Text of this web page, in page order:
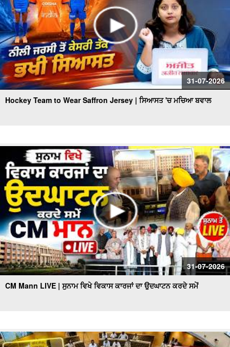
31-07-2026
Hockey Team to Wear Saffron Jersey | ਸਿਆਸਤ 'ਚ ਮਚਿਆ ਬਵਾਲ
31-07-2026
CM Mann LIVE | ਸੁਨਾਮ ਵਿਖੇ ਵਿਕਾਸ ਕਾਰਜਾਂ ਦਾ ਉਦਘਾਟਨ ਕਰਦੇ ਸਮੇਂ